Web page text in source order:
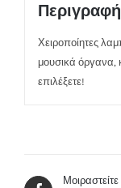
Περιγραφή
Χειροποίητες
μουσικά όργανα,
επιλέξετε!